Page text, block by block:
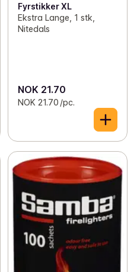
Fyrstikker XL
Ekstra Lange, 1 stk,
Nitedals
NOK 21.70
NOK 21.70 /pc.